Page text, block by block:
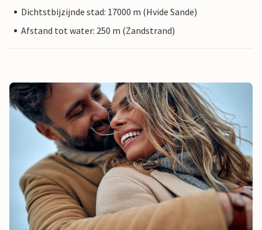
Dichtstbijzijnde stad: 17000 m (Hvide Sande)
Afstand tot water: 250 m (Zandstrand)